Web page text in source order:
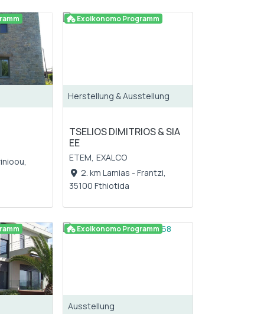
Exoikonomo Programm
Herstellung & Ausstellung
TSELIOS DIMITRIOS & SIA
EE
ETEM, EXALCO
2. km Lamias - Frantzi,
35100 Fthiotida
Exoikonomo Programm
Ausstellung